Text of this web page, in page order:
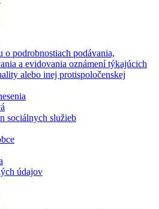
o podrobnostiach podávania,
a evidovania oznámení týkajúcich
alebo inej protispoločenskej
sociálnych služieb
údajov